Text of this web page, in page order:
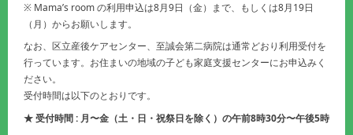
※ Mama’s room の利用申込は8月9日（金）まで、もしくは8月19日
（月）からお願いします。
なお、区立産後ケアセンター、至誠会第二病院は通常どおり利用受付を
行っています。お住まいの地域の子ども家庭支援センターにお申込みく
ださい。
受付時間は以下のとおりです。
★ 受付時間 : 月〜金（土・日・祝祭日を除く）の午前8時30分〜午後5時